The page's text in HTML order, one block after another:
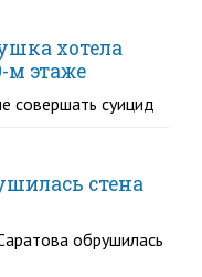
хотела
м этаже
совершать суицид
стена
обрушилась